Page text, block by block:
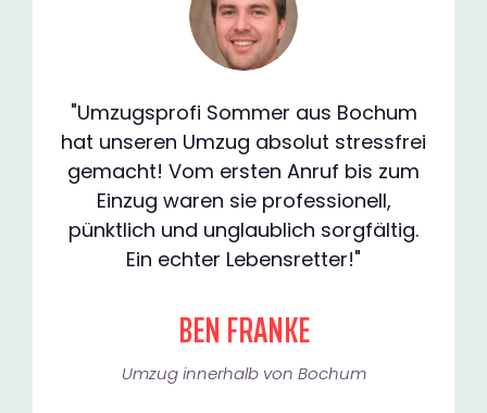
"Umzugsprofi Sommer aus Bochum
hat unseren Umzug absolut stressfrei
gemacht! Vom ersten Anruf bis zum
Einzug waren sie professionell,
pünktlich und unglaublich sorgfältig.
Ein echter Lebensretter!"
BEN FRANKE
Umzug innerhalb von Bochum​